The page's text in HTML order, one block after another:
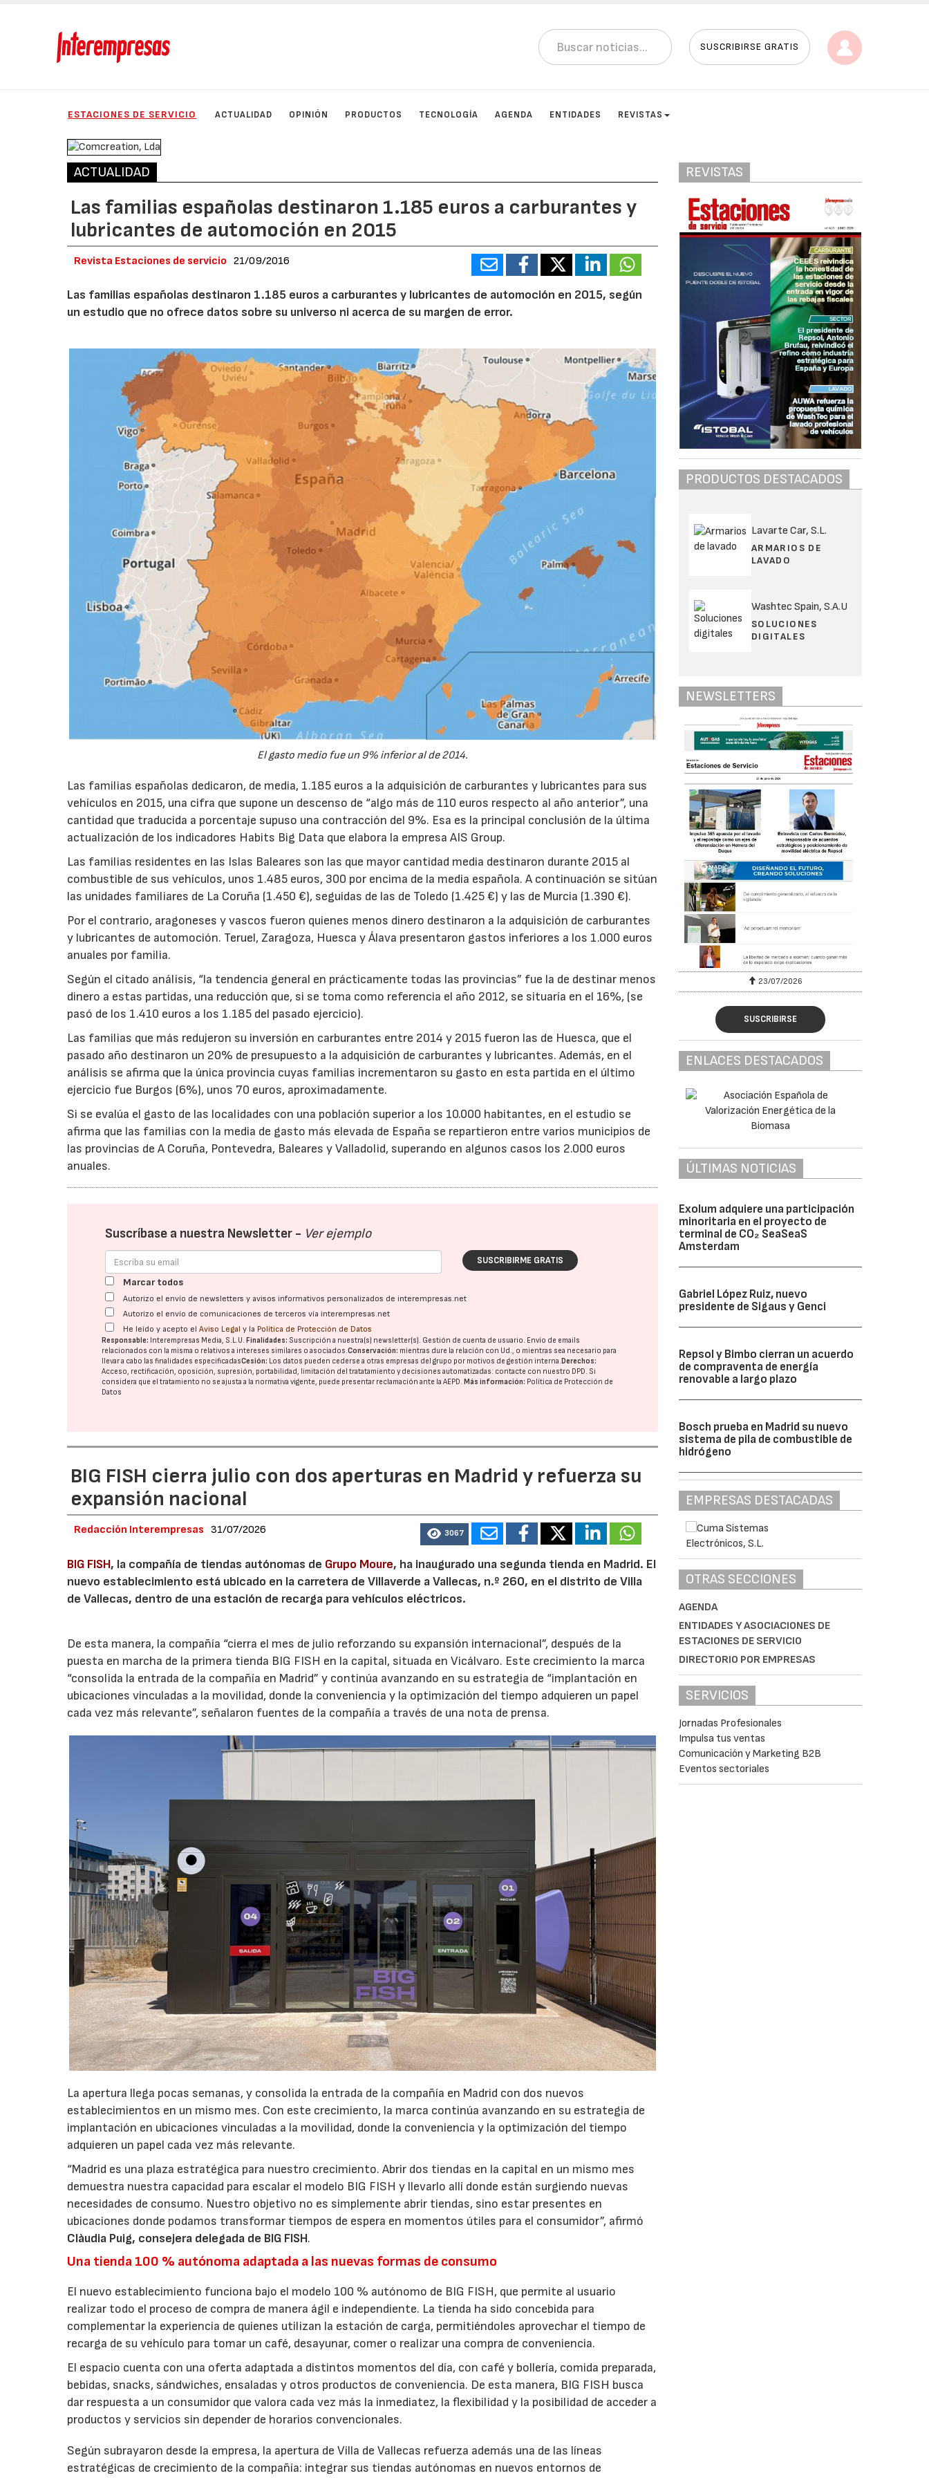
SUSCRIBIRSE GRATIS
ESTACIONES DE SERVICIO ACTUALIDAD OPINIÓN PRODUCTOS TECNOLOGÍA AGENDA ENTIDADES REVISTAS
ACTUALIDAD
Las familias españolas destinaron 1.185 euros a carburantes y
lubricantes de automoción en 2015
Revista Estaciones de servicio 21/09/2016
Las familias españolas destinaron 1.185 euros a carburantes y lubricantes de automoción en 2015, según
un estudio que no ofrece datos sobre su universo ni acerca de su margen de error.
El gasto medio fue un 9% inferior al de 2014.
Las familias españolas dedicaron, de media, 1.185 euros a la adquisición de carburantes y lubricantes para sus
vehículos en 2015, una cifra que supone un descenso de “algo más de 110 euros respecto al año anterior”, una
cantidad que traducida a porcentaje supuso una contracción del 9%. Esa es la principal conclusión de la última
actualización de los indicadores Habits Big Data que elabora la empresa AIS Group.
Las familias residentes en las Islas Baleares son las que mayor cantidad media destinaron durante 2015 al
combustible de sus vehículos, unos 1.485 euros, 300 por encima de la media española. A continuación se sitúan
las unidades familiares de La Coruña (1.450 €), seguidas de las de Toledo (1.425 €) y las de Murcia (1.390 €).
Por el contrario, aragoneses y vascos fueron quienes menos dinero destinaron a la adquisición de carburantes
y lubricantes de automoción. Teruel, Zaragoza, Huesca y Álava presentaron gastos inferiores a los 1.000 euros
anuales por familia.
Según el citado análisis, “la tendencia general en prácticamente todas las provincias” fue la de destinar menos
dinero a estas partidas, una reducción que, si se toma como referencia el año 2012, se situaría en el 16%, (se
pasó de los 1.410 euros a los 1.185 del pasado ejercicio).
Las familias que más redujeron su inversión en carburantes entre 2014 y 2015 fueron las de Huesca, que el
pasado año destinaron un 20% de presupuesto a la adquisición de carburantes y lubricantes. Además, en el
análisis se afirma que la única provincia cuyas familias incrementaron su gasto en esta partida en el último
ejercicio fue Burgos (6%), unos 70 euros, aproximadamente.
Si se evalúa el gasto de las localidades con una población superior a los 10.000 habitantes, en el estudio se
afirma que las familias con la media de gasto más elevada de España se repartieron entre varios municipios de
las provincias de A Coruña, Pontevedra, Baleares y Valladolid, superando en algunos casos los 2.000 euros
anuales.
Suscríbase a nuestra Newsletter - Ver ejemplo
SUSCRIBIRME GRATIS
Marcar todos
Autorizo el envío de newsletters y avisos informativos personalizados de interempresas.net
Autorizo el envío de comunicaciones de terceros vía interempresas.net
He leído y acepto elAviso Legal y la Política de Protección de Datos
Responsable: Interempresas Media, S.L.U.Finalidades: Suscripción a nuestra(s) newsletter(s). Gestión de cuenta de usuario. Envío de emails
relacionados con la misma o relativos a intereses similares o asociados.Conservación: mientras dure la relación con Ud., o mientras sea necesario para
llevar a cabo las finalidades especificadasCesión: Los datos pueden cederse a otras empresas del grupo por motivos de gestión interna.Derechos:
Acceso, rectificación, oposición, supresión, portabilidad, limitación del tratatamiento y decisiones automatizadas: contacte con nuestro DPD. Si
considera que el tratamiento no se ajusta a la normativa vigente, puede presentar reclamación ante laAEPD.Más información: Política de Protección de
Datos
BIG FISH cierra julio con dos aperturas en Madrid y refuerza su
expansión nacional
Redacción Interempresas 31/07/2026 3067
BIG FISH, la compañía de tiendas autónomas de Grupo Moure, ha inaugurado una segunda tienda en Madrid. El
nuevo establecimiento está ubicado en la carretera de Villaverde a Vallecas, n.º 260, en el distrito de Villa
de Vallecas, dentro de una estación de recarga para vehículos eléctricos.
De esta manera, la compañía “cierra el mes de julio reforzando su expansión internacional”, después de la
puesta en marcha de la primera tienda BIG FISH en la capital, situada en Vicálvaro. Este crecimiento la marca
“consolida la entrada de la compañía en Madrid” y continúa avanzando en su estrategia de “implantación en
ubicaciones vinculadas a la movilidad, donde la conveniencia y la optimización del tiempo adquieren un papel
cada vez más relevante”, señalaron fuentes de la compañía a través de una nota de prensa.
La apertura llega pocas semanas, y consolida la entrada de la compañía en Madrid con dos nuevos
establecimientos en un mismo mes. Con este crecimiento, la marca continúa avanzando en su estrategia de
implantación en ubicaciones vinculadas a la movilidad, donde la conveniencia y la optimización del tiempo
adquieren un papel cada vez más relevante.
“Madrid es una plaza estratégica para nuestro crecimiento. Abrir dos tiendas en la capital en un mismo mes
demuestra nuestra capacidad para escalar el modelo BIG FISH y llevarlo allí donde están surgiendo nuevas
necesidades de consumo. Nuestro objetivo no es simplemente abrir tiendas, sino estar presentes en
ubicaciones donde podamos transformar tiempos de espera en momentos útiles para el consumidor”, afirmó
Clàudia Puig, consejera delegada de BIG FISH.
Una tienda 100 % autónoma adaptada a las nuevas formas de consumo
El nuevo establecimiento funciona bajo el modelo 100 % autónomo de BIG FISH, que permite al usuario
realizar todo el proceso de compra de manera ágil e independiente. La tienda ha sido concebida para
complementar la experiencia de quienes utilizan la estación de carga, permitiéndoles aprovechar el tiempo de
recarga de su vehículo para tomar un café, desayunar, comer o realizar una compra de conveniencia.
El espacio cuenta con una oferta adaptada a distintos momentos del día, con café y bollería, comida preparada,
bebidas, snacks, sándwiches, ensaladas y otros productos de conveniencia. De esta manera, BIG FISH busca
dar respuesta a un consumidor que valora cada vez más la inmediatez, la flexibilidad y la posibilidad de acceder a
productos y servicios sin depender de horarios convencionales.
Según subrayaron desde la empresa, la apertura de Villa de Vallecas refuerza además una de las líneas
estratégicas de crecimiento de la compañía: integrar sus tiendas autónomas en nuevos entornos de
REVISTAS
PRODUCTOS DESTACADOS
Lavarte Car, S.L.
ARMARIOS DE
LAVADO
Washtec Spain, S.A.U
SOLUCIONES
DIGITALES
NEWSLETTERS
23/07/2026 30/07/2026 23/07/2026
SUSCRIBIRSE
ENLACES DESTACADOS
ÚLTIMAS NOTICIAS
Exolum adquiere una participación
minoritaria en el proyecto de
terminal de CO₂ SeaSeaS
Amsterdam
Gabriel López Ruiz, nuevo
presidente de Sigaus y Genci
Repsol y Bimbo cierran un acuerdo
de compraventa de energía
renovable a largo plazo
Bosch prueba en Madrid su nuevo
sistema de pila de combustible de
hidrógeno
EMPRESAS DESTACADAS
OTRAS SECCIONES
AGENDA
ENTIDADES Y ASOCIACIONES DE
ESTACIONES DE SERVICIO
DIRECTORIO POR EMPRESAS
SERVICIOS
Jornadas Profesionales
Impulsa tus ventas
Comunicación y Marketing B2B
Eventos sectoriales